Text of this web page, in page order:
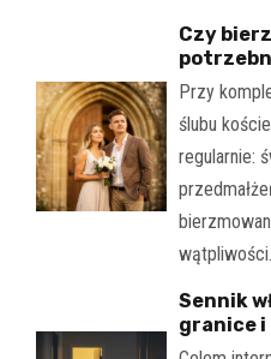
Czy
Przy
ślubu
regularnie:
Sennik
granice i